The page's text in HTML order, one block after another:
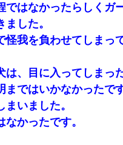
ではなかったらしくガ
ました。
怪我を負わせてしまっ
は、目に入ってしまっ
まではいかなかったで
まいました。
なかったです。